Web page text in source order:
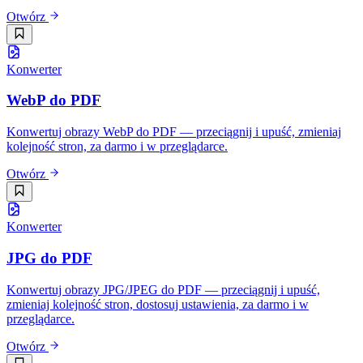
Otwórz
Konwerter
WebP do PDF
Konwertuj obrazy WebP do PDF — przeciągnij i upuść, zmieniaj
kolejność stron, za darmo i w przeglądarce.
Otwórz
Konwerter
JPG do PDF
Konwertuj obrazy JPG/JPEG do PDF — przeciągnij i upuść,
zmieniaj kolejność stron, dostosuj ustawienia, za darmo i w
przeglądarce.
Otwórz